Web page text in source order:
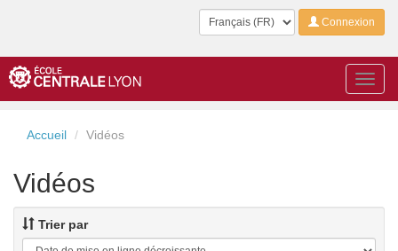
LangueConnexion
Accueil Vidéos
Vidéos
Trier par